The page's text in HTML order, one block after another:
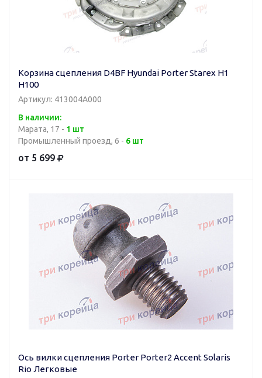
Корзина сцепления D4BF Hyundai Porter Starex H1
H100
Артикул: 413004A000
В наличии:
Марата, 17 - 1 шт
Промышленный проезд, 6 - 6 шт
от 5 699
Ось вилки сцепления Porter Porter2 Accent Solaris
Rio Легковые